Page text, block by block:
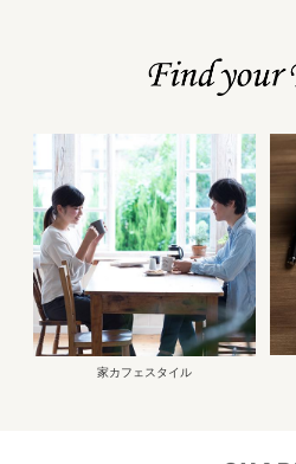
家カフェスタイル